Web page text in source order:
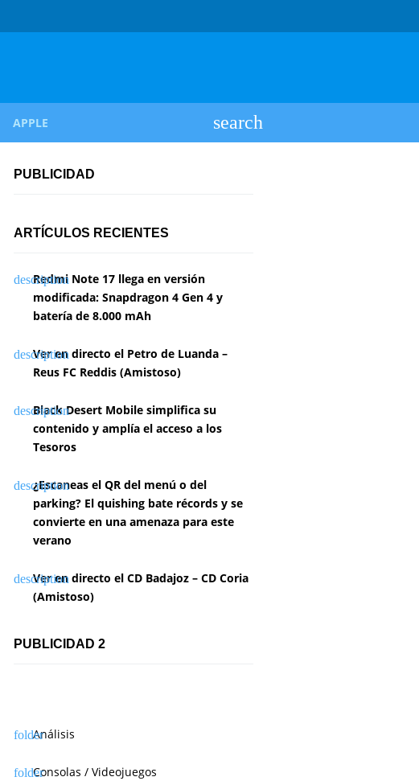
APPLE
PUBLICIDAD
ARTÍCULOS RECIENTES
Redmi Note 17 llega en versión
modificada: Snapdragon 4 Gen 4 y
batería de 8.000 mAh
Ver en directo el Petro de Luanda –
Reus FC Reddis (Amistoso)
Black Desert Mobile simplifica su
contenido y amplía el acceso a los
Tesoros
¿Escaneas el QR del menú o del
parking? El quishing bate récords y se
convierte en una amenaza para este
verano
Ver en directo el CD Badajoz – CD Coria
(Amistoso)
PUBLICIDAD 2
Análisis
Consolas / Videojuegos